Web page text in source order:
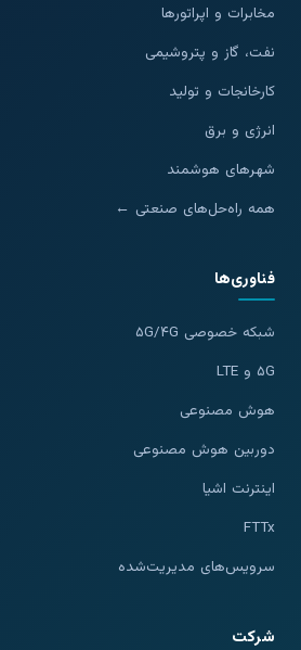
مخابرات و اپراتورها
نفت، گاز و پتروشیمی
کارخانجات و تولید
انرژی و برق
شهرهای هوشمند
همه راه‌حل‌های صنعتی ←
فناوری‌ها
شبکه خصوصی ۵G/۴G
۵G و LTE
هوش مصنوعی
دوربین هوش مصنوعی
اینترنت اشیا
FTTx
سرویس‌های مدیریت‌شده
شرکت